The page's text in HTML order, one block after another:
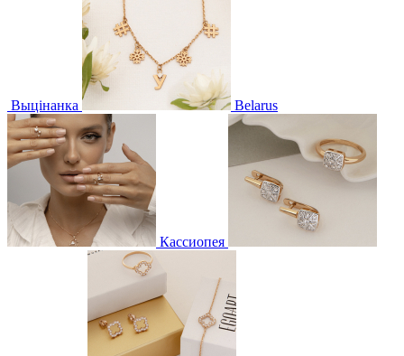
Выцінанка Belarus
Кассиопея